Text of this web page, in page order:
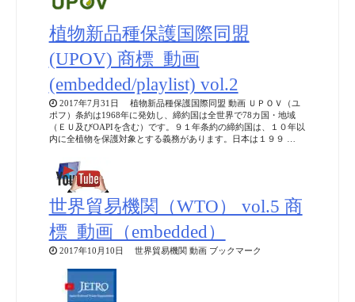
植物新品種保護国際同盟
(UPOV) 商標_動画
(embedded/playlist) vol.2
2017年7月31日 植物新品種保護国際同盟 動画 ＵＰＯＶ（ユ
ポフ）条約は1968年に発効し、締約国は全世界で78カ国・地域
（ＥＵ及びOAPIを含む）です。９１年条約の締約国は、１０年以
内に全植物を保護対象とする義務があります。日本は１９９ …
世界貿易機関（WTO） vol.5 商
標_動画（embedded）
2017年10月10日 世界貿易機関 動画 ブックマーク